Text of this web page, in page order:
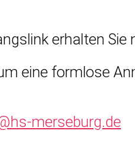
erhalten Sie
eine formlose
merseburg.de